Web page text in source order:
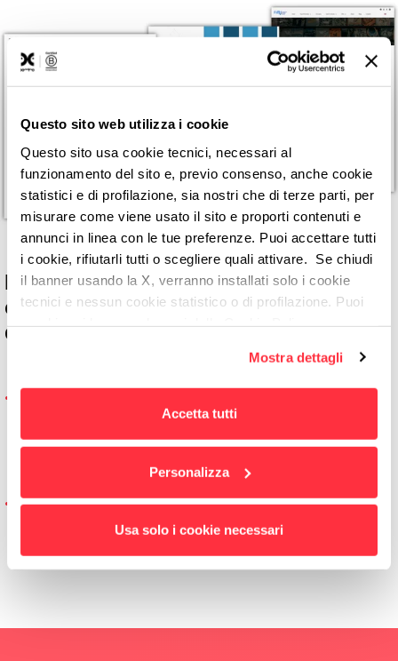
Questo sito web utilizza i cookie
Questo sito usa cookie tecnici, necessari al
funzionamento del sito e, previo consenso, anche cookie
statistici e di profilazione, sia nostri che di terze parti, per
misurare come viene usato il sito e proporti contenuti e
annunci in linea con le tue preferenze. Puoi accettare tutti
i cookie, rifiutarli tutti o scegliere quali attivare. Se chiudi
il banner usando la X, verranno installati solo i cookie
tecnici e nessun cookie statistico o di profilazione. Puoi
Mostra dettagli
Accetta tutti
Personalizza
Usa solo i cookie necessari
Flessibilità gestione
e indicizzazione
dei contenuti
garantendo scalabilità e piena libertà di
personalizzazione dei moduli per la creazione dei
Interventi tecnici sulle componenti del sito per
favorire una migliore indicizzazione e una struttura
SEO-friendly